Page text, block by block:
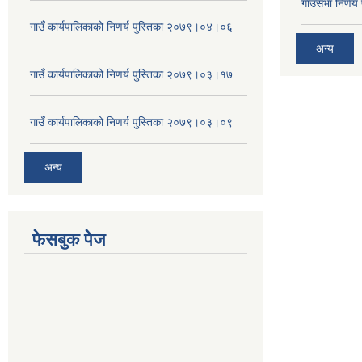
गाउँ कार्यपालिकाको निणर्य पुस्तिका २०७९।०४।०६
गाउँ कार्यपालिकाको निणर्य पुस्तिका २०७९।०३।१७
गाउँ कार्यपालिकाको निणर्य पुस्तिका २०७९।०३।०९
अन्य
गाउँसभा
अन्य
फेसबुक पेज